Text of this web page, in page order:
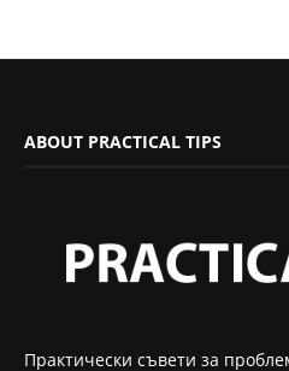
ABOUT PRACTICAL TIPS
Практически съвети за